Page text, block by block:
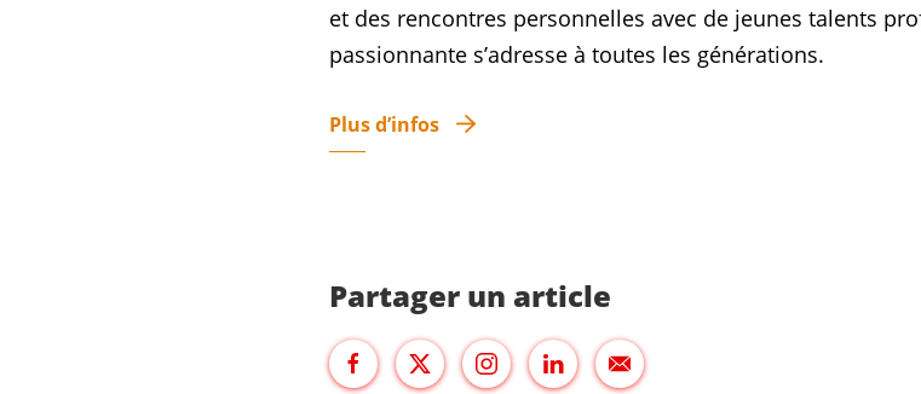
et des rencontres personnelles avec de jeunes talents
passionnante s’adresse à toutes les générations.
Plus d’infos
Partager un article